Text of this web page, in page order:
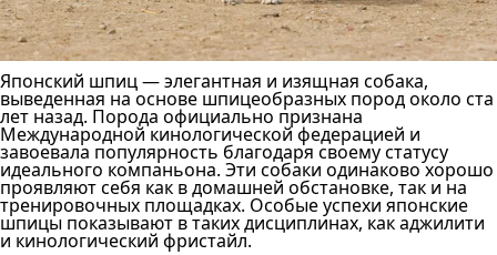
Японский шпиц — элегантная и изящная собака,
выведенная на основе шпицеобразных пород около ста
лет назад. Порода официально признана
Международной кинологической федерацией и
завоевала популярность благодаря своему статусу
идеального компаньона. Эти собаки одинаково хорошо
проявляют себя как в домашней обстановке, так и на
тренировочных площадках. Особые успехи японские
шпицы показывают в таких дисциплинах, как аджилити
и кинологический фристайл.